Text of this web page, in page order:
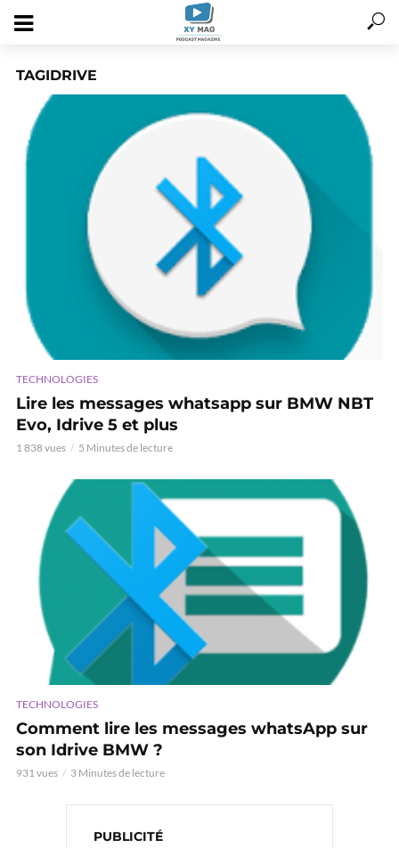
TAGIDRIVE
TECHNOLOGIES
Lire les messages whatsapp sur BMW NBT
Evo, Idrive 5 et plus
1 838 vues 5 Minutes de lecture
TECHNOLOGIES
Comment lire les messages whatsApp sur
son Idrive BMW ?
931 vues 3 Minutes de lecture
PUBLICITÉ